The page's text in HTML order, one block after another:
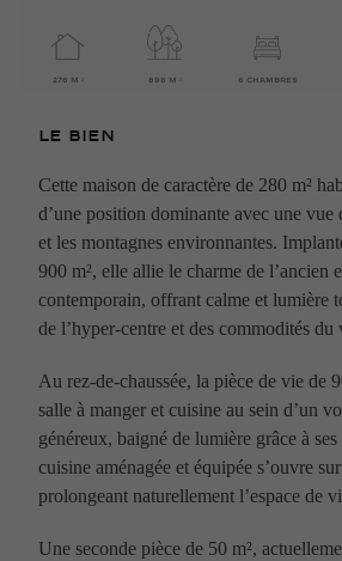
276 M ² 898 M ² 6 CHAMBRES
Le bien
Cette maison de caractère de 280 m²
d’une position dominante avec une vue
et les montagnes environnantes.
900 m², elle allie le charme de l’ancien
contemporain, offrant calme et lumière
de l’hyper-centre et des commodités du
Au rez-de-chaussée, la pièce de vie de
salle à manger et cuisine au sein d’un
généreux, baigné de lumière grâce à
cuisine aménagée et équipée s’ouvre
prolongeant naturellement l’espace de
Une seconde pièce de 50 m²,